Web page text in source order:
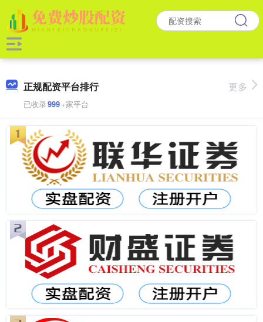
正规配资平台排行
已收录999+家平台
更多